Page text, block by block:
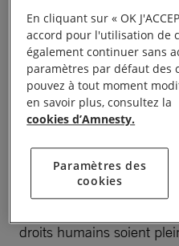
responsabilité partagée
sécurité menées par des
violations des droits
le contexte des Jeux
Cela fait partie du
avec les valeurs
d’excellence, et à ce
droits humains soient
En cliquant sur « OK
accord pour l'utilisation de
également continuer sans
paramètres par défaut des
pouvez à tout moment
en savoir plus, consultez la
cookies d’Amnesty.
Paramètres des
cookies